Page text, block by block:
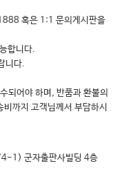
트레이닝 프로그램 강의
혹은 1:1 문의게시판을
합니다.
니다.
되어야 하며, 반품과 환불의
까지 고객님께서 부담하시
1) 군자출판사빌딩 4층